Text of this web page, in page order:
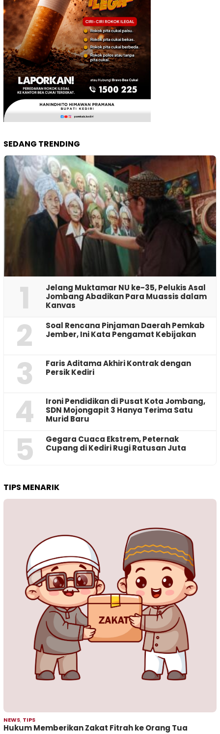
SEDANG TRENDING
1
Jelang Muktamar NU ke-35, Pelukis Asal
Jombang Abadikan Para Muassis dalam
Kanvas
2
‎Soal Rencana Pinjaman Daerah Pemkab
Jember, Ini Kata Pengamat Kebijakan ‎
3
Faris Aditama Akhiri Kontrak dengan
Persik Kediri
4
Ironi Pendidikan di Pusat Kota Jombang,
SDN Mojongapit 3 Hanya Terima Satu
Murid Baru
5
‎Gegara Cuaca Ekstrem, Peternak
Cupang di Kediri Rugi Ratusan Juta
TIPS MENARIK
NEWS, TIPS
Hukum Memberikan Zakat Fitrah ke Orang Tua